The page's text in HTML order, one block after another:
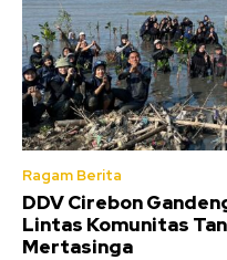
Ragam Berita
DDV Cirebon
Lintas Komunitas
Mertasinga